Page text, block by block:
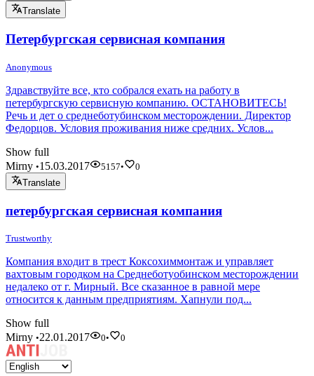
Translate
Петербургская сервисная компания
Anonymous
Здравствуйте все, кто собрался ехать на работу в
петербургскую сервисную компанию. ОСТАНОВИТЕСЬ!
Речь и дет о среднеботубинском месторождении. Директор
Федорцов. Условия проживания ниже средних. Услов...
Show full
Mirny •15.03.2017 5157•
0
Translate
петербургская сервисная компания
Trustworthy
Компания входит в трест Коксохиммонтаж и управляет
вахтовым городком на Среднеботуобинском месторождении
недалеко от г. Мирный. Все сказанное в равной мере
относится к данным предприятиям. Хапнули под...
Show full
Mirny •22.01.2017 0• 0